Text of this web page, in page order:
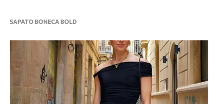
SAPATO BONECA BOLD